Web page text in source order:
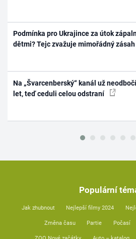
Podmínka pro Ukrajince za útok
dětmi? Tejc zvažuje mimořádný zásah
Na „Švarcenberský“ kanál už
let, teď ceduli celou odstraní
Populární
Jak zhubnout Nejlepší filmy 2024
Změna času Partie Počasí